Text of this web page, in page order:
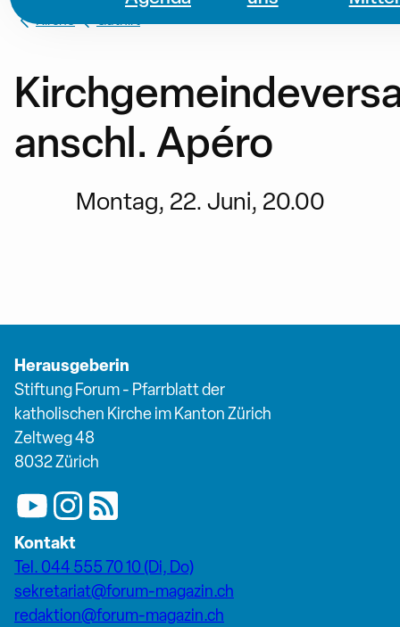
Kirche Guthirt
anschl. Apéro
Montag, 22. Juni, 20.00
Herausgeberin
Stiftung Forum - Pfarrblatt der
katholischen Kirche im Kanton Zürich
Zeltweg 48
8032 Zürich
Kontakt
Tel. 044 555 70 10 (Di, Do)
sekretariat@forum-magazin.ch
redaktion@forum-magazin.ch